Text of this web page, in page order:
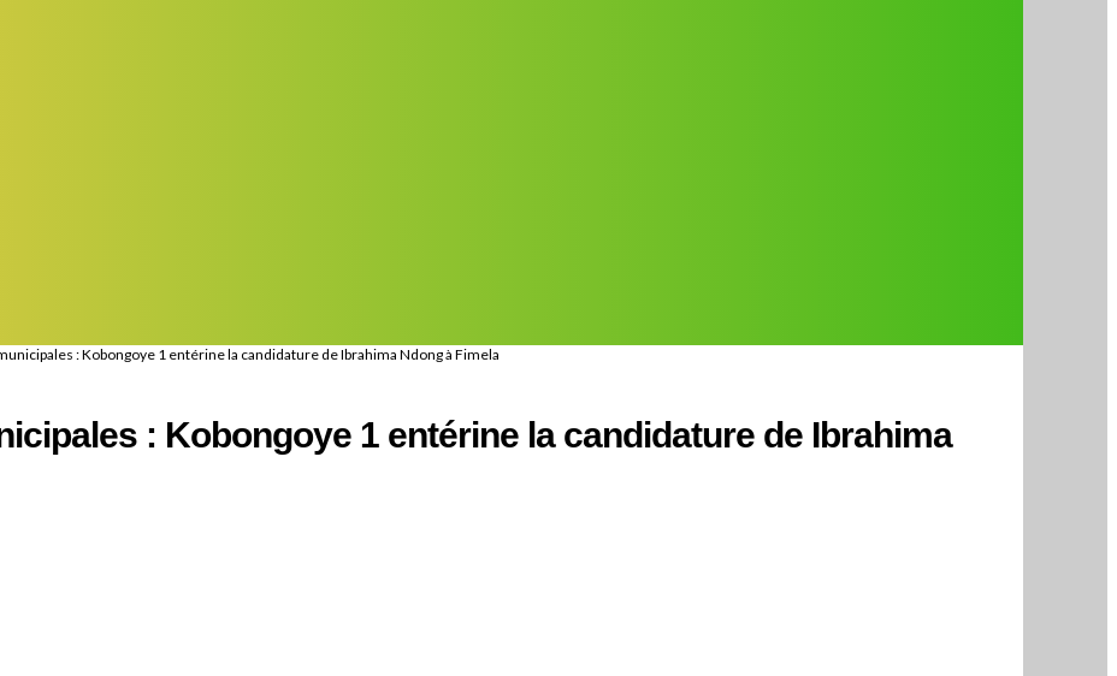
: Kobongoye 1 entérine la candidature de Ibrahima Ndong à Fimela
: Kobongoye 1 entérine la candidature de Ibrahima